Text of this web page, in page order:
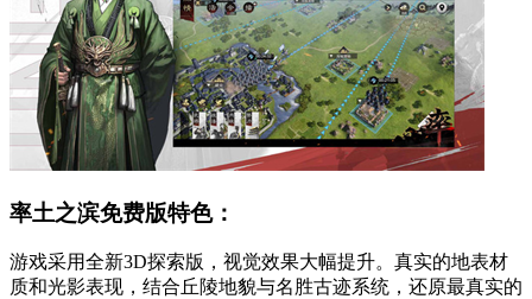
率土之滨免费版特色：
游戏采用全新3D探索版，视觉效果大幅提升。真实的地表材
质和光影表现，结合丘陵地貌与名胜古迹系统，还原最真实的